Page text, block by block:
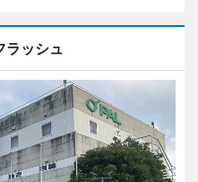
ラッシュ